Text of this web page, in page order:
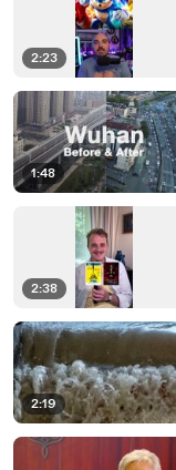
2:23
1:48
2:38
2:19